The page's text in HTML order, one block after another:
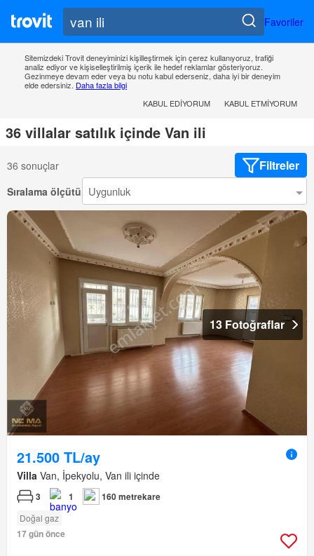
Favoriler
Sitemizdeki Trovit deneyiminizi kişilleştirmek için çerez kullanıyoruz, trafiği
analiz ediyor ve kişiselleştirilmiş içerik ile hedef reklamlar gösteriyoruz.
Gezinmeye devam eder veya bu notu kabul ederseniz, daha iyi bir deneyim
elde edersiniz. Daha fazla bilgi
KABUL EDIYORUM
KABUL ETMIYORUM
36 villalar satılık içinde Van ili
36 sonuçlar Filtreler
Sıralama ölçütü
13 Fotoğraflar
21.500 TL/ay
Villa Van, İpekyolu, Van ili içinde
3 1 160 metrekare
Doğal gaz
17 gün önce